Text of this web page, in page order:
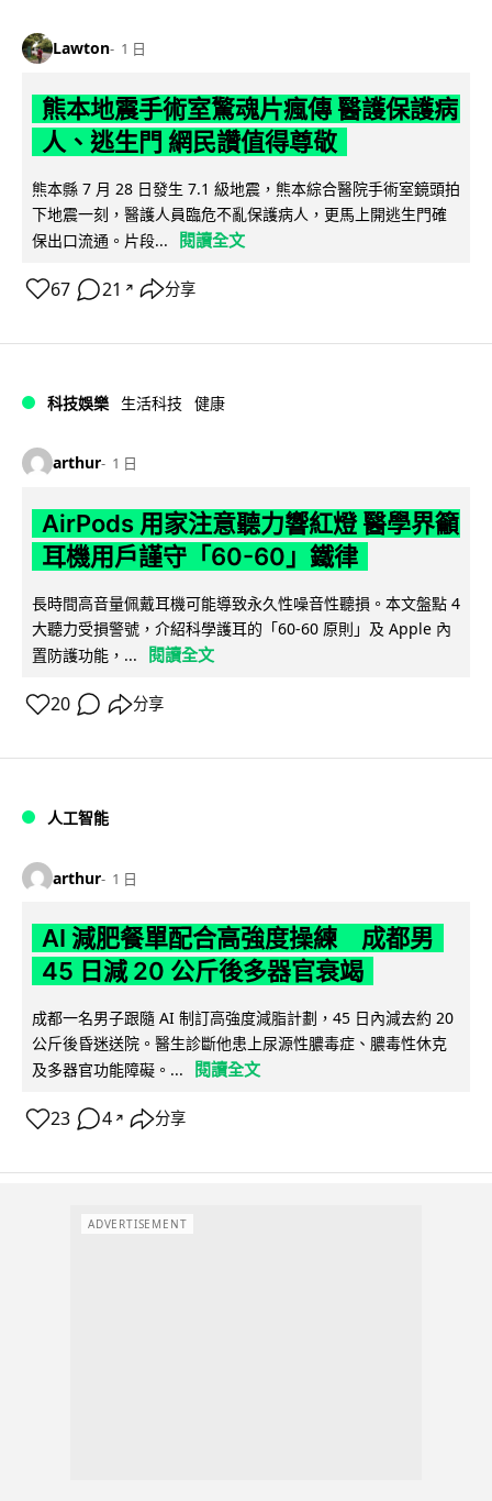
Lawton 1 日
熊本地震手術室驚魂片瘋傳 醫護保護病
人、逃生門 網民讚值得尊敬
熊本縣 7 月 28 日發生 7.1 級地震，熊本綜合醫院手術室鏡頭拍
下地震一刻，醫護人員臨危不亂保護病人，更馬上開逃生門確
保出口流通。片段...
閱讀全文
67 21 ↗ 分享
科技娛樂 生活科技 健康
arthur 1 日
AirPods 用家注意聽力響紅燈 醫學界籲
耳機用戶謹守「60-60」鐵律
長時間高音量佩戴耳機可能導致永久性噪音性聽損。本文盤點 4
大聽力受損警號，介紹科學護耳的「60-60 原則」及 Apple 內
置防護功能，...
閱讀全文
20 分享
人工智能
arthur 1 日
AI 減肥餐單配合高強度操練 成都男
45 日減 20 公斤後多器官衰竭
成都一名男子跟隨 AI 制訂高強度減脂計劃，45 日內減去約 20
公斤後昏迷送院。醫生診斷他患上尿源性膿毒症、膿毒性休克
及多器官功能障礙。...
閱讀全文
23 4 ↗ 分享
ADVERTISEMENT